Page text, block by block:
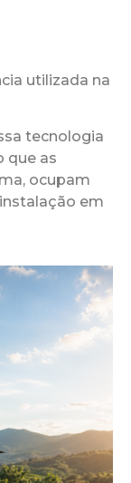
utilizada na
tecnologia
que as
ocupam
em